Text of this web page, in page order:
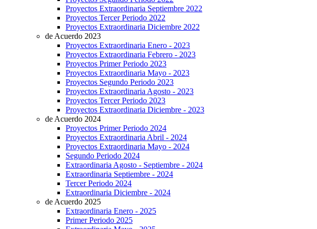
Proyectos Extraordinaria Septiembre 2022
Proyectos Tercer Periodo 2022
Proyectos Extraordinaria Diciembre 2022
de Acuerdo 2023
Proyectos Extraordinaria Enero - 2023
Proyectos Extraordinaria Febrero - 2023
Proyectos Primer Periodo 2023
Proyectos Extraordinaria Mayo - 2023
Proyectos Segundo Periodo 2023
Proyectos Extraordinaria Agosto - 2023
Proyectos Tercer Periodo 2023
Proyectos Extraordinaria Diciembre - 2023
de Acuerdo 2024
Proyectos Primer Periodo 2024
Proyectos Extraordinaria Abril - 2024
Proyectos Extraordinaria Mayo - 2024
Segundo Periodo 2024
Extraordinaria Agosto - Septiembre - 2024
Extraordinaria Septiembre - 2024
Tercer Periodo 2024
Extraordinaria Diciembre - 2024
de Acuerdo 2025
Extraordinaria Enero - 2025
Primer Periodo 2025